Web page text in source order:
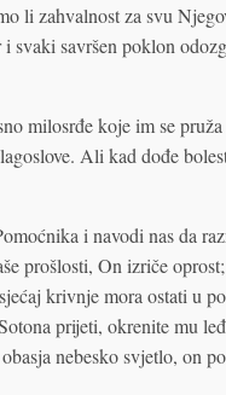
li zahvalnost za svu
svaki savršen poklon
milosrđe koje im se
Ali kad dođe
i navodi nas da
prošlosti, On izriče
krivnje mora ostati u
prijeti, okrenite mu
nebesko svjetlo, on